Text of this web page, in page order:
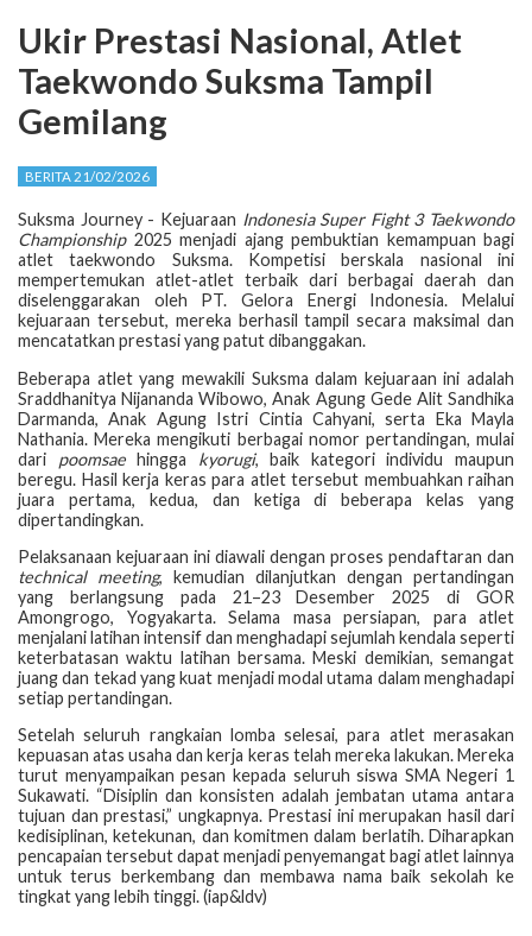
Ukir Prestasi Nasional, Atlet
Taekwondo Suksma Tampil
Gemilang
BERITA 21/02/2026
Suksma Journey - Kejuaraan Indonesia Super Fight 3 Taekwondo
Championship 2025 menjadi ajang pembuktian kemampuan bagi
atlet taekwondo Suksma. Kompetisi berskala nasional ini
mempertemukan atlet-atlet terbaik dari berbagai daerah dan
diselenggarakan oleh PT. Gelora Energi Indonesia. Melalui
kejuaraan tersebut, mereka berhasil tampil secara maksimal dan
mencatatkan prestasi yang patut dibanggakan.
Beberapa atlet yang mewakili Suksma dalam kejuaraan ini adalah
Sraddhanitya Nijananda Wibowo, Anak Agung Gede Alit Sandhika
Darmanda, Anak Agung Istri Cintia Cahyani, serta Eka Mayla
Nathania. Mereka mengikuti berbagai nomor pertandingan, mulai
dari poomsaehingga kyorugi, baik kategori individu maupun
beregu. Hasil kerja keras para atlet tersebut membuahkan raihan
juara pertama, kedua, dan ketiga di beberapa kelas yang
dipertandingkan.
Pelaksanaan kejuaraan ini diawali dengan proses pendaftaran dan
technical meeting, kemudian dilanjutkan dengan pertandingan
yang berlangsung pada 21–23 Desember 2025 di GOR
Amongrogo, Yogyakarta. Selama masa persiapan, para atlet
menjalani latihan intensif dan menghadapi sejumlah kendala seperti
keterbatasan waktu latihan bersama. Meski demikian, semangat
juang dan tekad yang kuat menjadi modal utama dalam menghadapi
setiap pertandingan.
Setelah seluruh rangkaian lomba selesai, para atlet merasakan
kepuasan atas usaha dan kerja keras telah mereka lakukan. Mereka
turut menyampaikan pesan kepada seluruh siswa SMA Negeri 1
Sukawati. “Disiplin dan konsisten adalah jembatan utama antara
tujuan dan prestasi,” ungkapnya. Prestasi ini merupakan hasil dari
kedisiplinan, ketekunan, dan komitmen dalam berlatih. Diharapkan
pencapaian tersebut dapat menjadi penyemangat bagi atlet lainnya
untuk terus berkembang dan membawa nama baik sekolah ke
tingkat yang lebih tinggi. (iap&ldv)